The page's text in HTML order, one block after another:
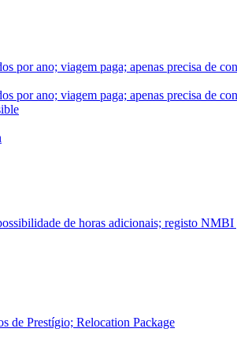
por ano; viagem paga; apenas precisa de
por ano; viagem paga; apenas precisa de
de horas adicionais; registo NMBI
de Prestígio; Relocation Package